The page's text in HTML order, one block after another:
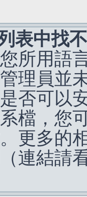
表中找
所用語
理員並
否可以
檔，您
更多的
連結請